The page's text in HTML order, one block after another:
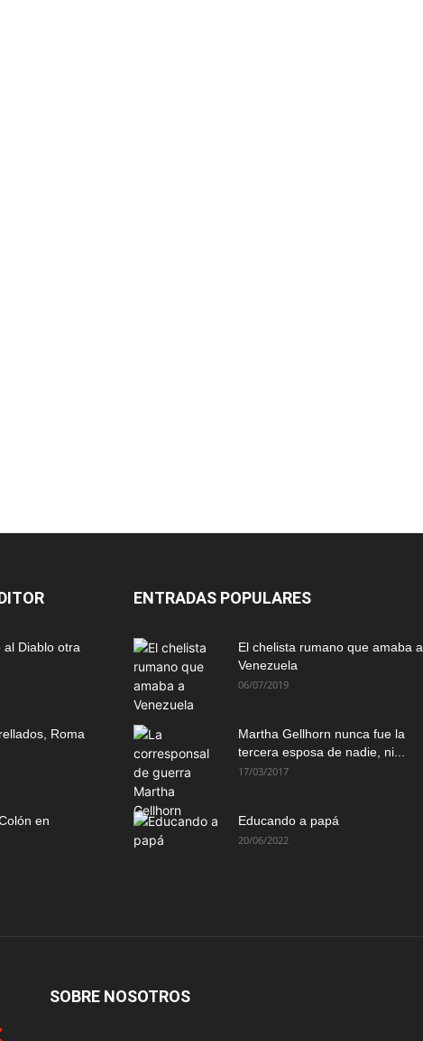
al Diablo otra
Roma
en
ENTRADAS POPULARES
El chelista rumano que amaba a
Venezuela
06/07/2019
Martha Gellhorn nunca fue la
tercera esposa de nadie, ni...
17/03/2017
Educando a papá
20/06/2022
SOBRE NOSOTROS